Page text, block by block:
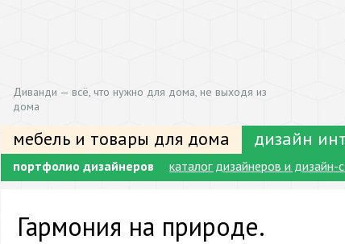
Диванди — всё, что нужно для дома, не выходя из
дома
мебель и товары для дома дизайн
портфолио дизайнеров каталог дизайнеров и дизайн-
Гармония на природе.